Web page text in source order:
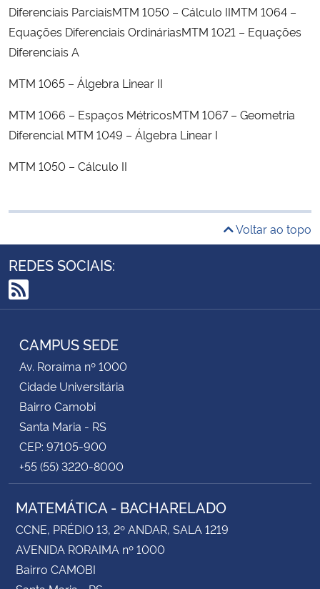
Diferenciais ParciaisMTM 1050 – Cálculo IIMTM 1064 –
Equações Diferenciais OrdináriasMTM 1021 – Equações
Diferenciais A
MTM 1065 – Álgebra Linear II
MTM 1066 – Espaços MétricosMTM 1067 – Geometria
Diferencial MTM 1049 – Álgebra Linear I
MTM 1050 – Cálculo II
Voltar ao topo
REDES SOCIAIS:
RSS
CAMPUS SEDE
Av. Roraima nº 1000
Cidade Universitária
Bairro Camobi
Santa Maria - RS
CEP: 97105-900
+55 (55) 3220-8000
MATEMÁTICA - BACHARELADO
CCNE, PRÉDIO 13, 2º ANDAR, SALA 1219
AVENIDA RORAIMA nº 1000
Bairro CAMOBI